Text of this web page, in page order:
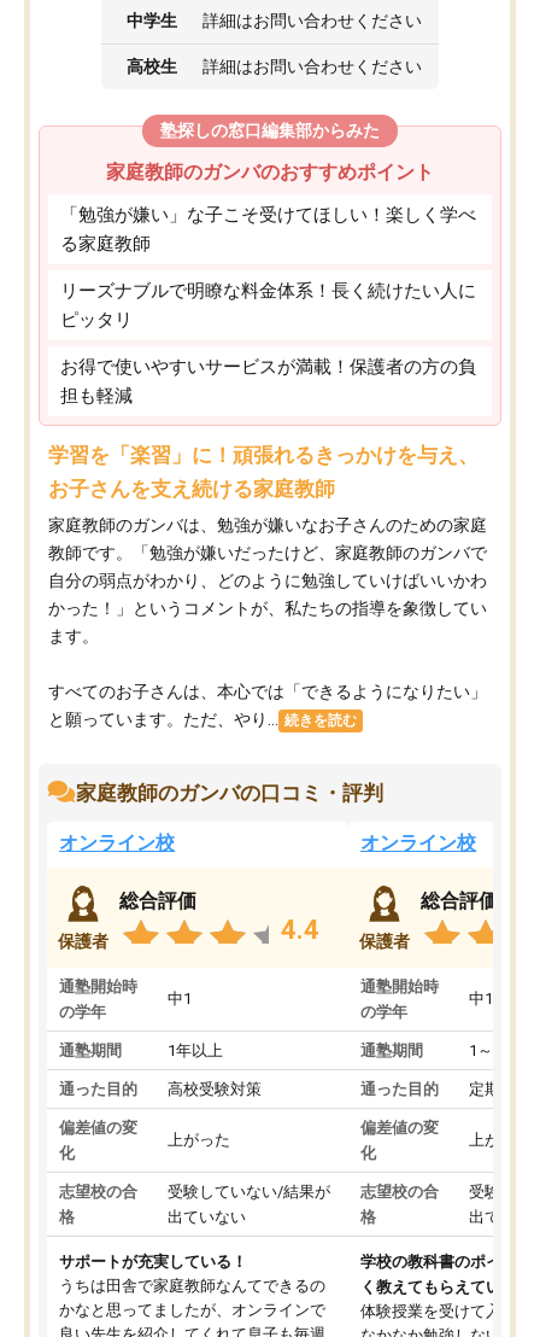
中学生 詳細はお問い合わせください
高校生 詳細はお問い合わせください
塾探しの窓口編集部からみた
家庭教師のガンバのおすすめポイント
「勉強が嫌い」な子こそ受けてほしい！楽しく学べ
る家庭教師
リーズナブルで明瞭な料金体系！長く続けたい人に
ピッタリ
お得で使いやすいサービスが満載！保護者の方の負
担も軽減
学習を「楽習」に！頑張れるきっかけを与え、
お子さんを支え続ける家庭教師
家庭教師のガンバは、勉強が嫌いなお子さんのための家庭
教師です。「勉強が嫌いだったけど、家庭教師のガンバで
自分の弱点がわかり、どのように勉強していけばいいかわ
かった！」というコメントが、私たちの指導を象徴してい
ます。
すべてのお子さんは、本心では「できるようになりたい」
と願っています。ただ、やり...
続きを読む
家庭教師のガンバの口コミ・評判
オンライン校
保護者
総合評価
4.4
通塾開始時
の学年
中1
通塾期間 1年以上
通った目的 高校受験対策
偏差値の変
化
上がった
志望校の合
格
受験していない/結果が
出ていない
サポートが充実している！
うちは田舎で家庭教師なんてできるの
かなと思ってましたが、オンラインで
オンライン校
保護者
総合評価
通塾開始時
の学年
中1
通塾期間 1～3ヵ月
通った目的 定期テス
偏差値の変
化
上がった
志望校の合
格
受験して
出ていな
学校の教科書のポイント
く教えてもらえている
体験授業を受けて入塾し